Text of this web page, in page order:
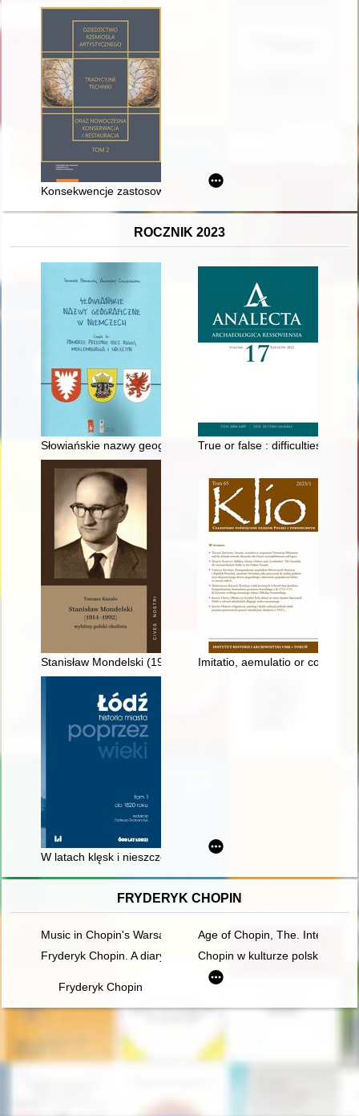
Konsekwencje zastosowania goldbeaters's skin dla XVI-
ROCZNIK 2023
Słowiańskie nazwy geograficzne w Niemczech. Cz. 1c,
True or false : difficulties in
Stanisław Mondelski (1914-1992) : wybitny polski okulista
Imitatio, aemulatio or
W latach klęsk i nieszczęść : Łódź i jej mieszkańcy w XVII i
FRYDERYK CHOPIN
Music in Chopin's Warsaw
Age of Chopin, The.
Fryderyk Chopin. A diary in images. Original idea and text by
Chopin w kulturze polskiej
Fryderyk Chopin